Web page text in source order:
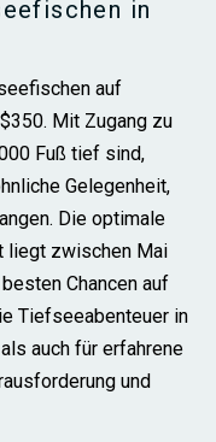
in
auf
Mit Zugang zu
Fuß tief sind,
Gelegenheit,
Die optimale
liegt zwischen Mai
Chancen auf
Tiefseeabenteuer in
auch für erfahrene
und